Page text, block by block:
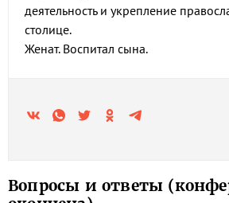
деятельность и укрепление
столице.
Женат. Воспитал сына.
Вопросы и ответы